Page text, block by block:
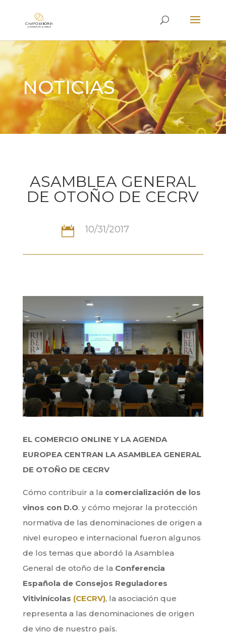
NOTICIAS
ASAMBLEA GENERAL
DE OTOÑO DE CECRV
 10/31/2017
EL COMERCIO ONLINE Y LA AGENDA
EUROPEA CENTRAN LA ASAMBLEA GENERAL
DE OTOÑO DE CECRV
Cómo contribuir a la comercialización de los
vinos con D.O. y cómo mejorar la protección
normativa de las denominaciones de origen a
nivel europeo e internacional fueron algunos
de los temas que abordó la Asamblea
General de otoño de la Conferencia
Española de Consejos Reguladores
Vitivinícolas (CECRV), la asociación que
representa a las denominaciones de origen
de vino de nuestro país.